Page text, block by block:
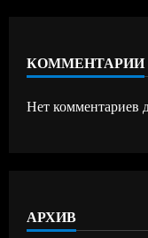
КОММЕНТАРИИ
Нет комментариев
АРХИВ